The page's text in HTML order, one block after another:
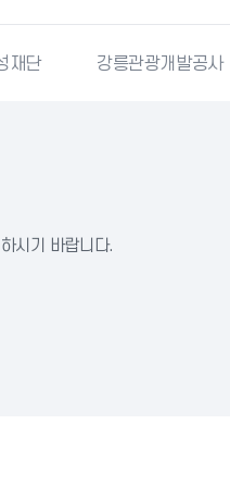
재단 강릉관광개발공사
시기 바랍니다.